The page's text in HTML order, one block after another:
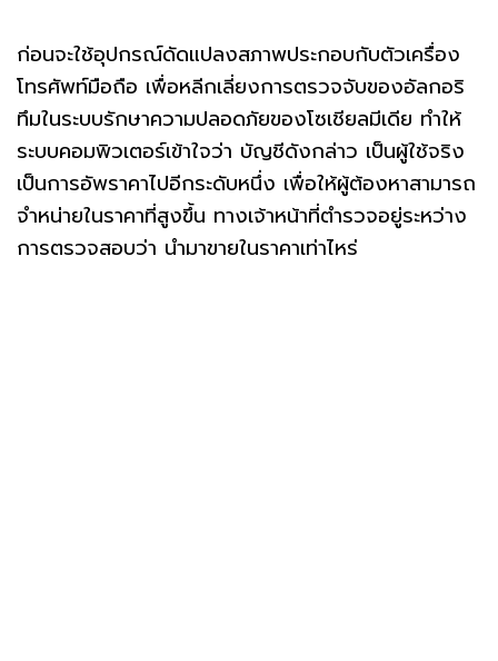
ก่อนจะใช้อุปกรณ์ดัดแปลงสภาพประกอบกับตัวเครื่อง
โทรศัพท์มือถือ เพื่อหลีกเลี่ยงการตรวจจับของอัลกอริ
ทึมในระบบรักษาความปลอดภัยของโซเชียลมีเดีย ทำให้
ระบบคอมพิวเตอร์เข้าใจว่า บัญชีดังกล่าว เป็นผู้ใช้จริง
เป็นการอัพราคาไปอีกระดับหนึ่ง เพื่อให้ผู้ต้องหาสามารถ
จำหน่ายในราคาที่สูงขึ้น ทางเจ้าหน้าที่ตำรวจอยู่ระหว่าง
การตรวจสอบว่า นำมาขายในราคาเท่าไหร่